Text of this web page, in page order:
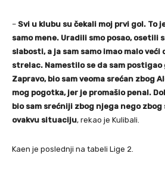
– Svi u klubu su čekali moj prvi gol. To
samo mene. Uradili smo posao, osetili
slabosti, a ja sam samo imao malo veći
strelac. Namestilo se da sam postigao
Zapravo, bio sam veoma srećan zbog
mog pogotka, jer je promašio penal.
bio sam srećniji zbog njega nego zbog
ovakvu situaciju, rekao je Kulibali.
Kaen je poslednji na tabeli Lige 2.